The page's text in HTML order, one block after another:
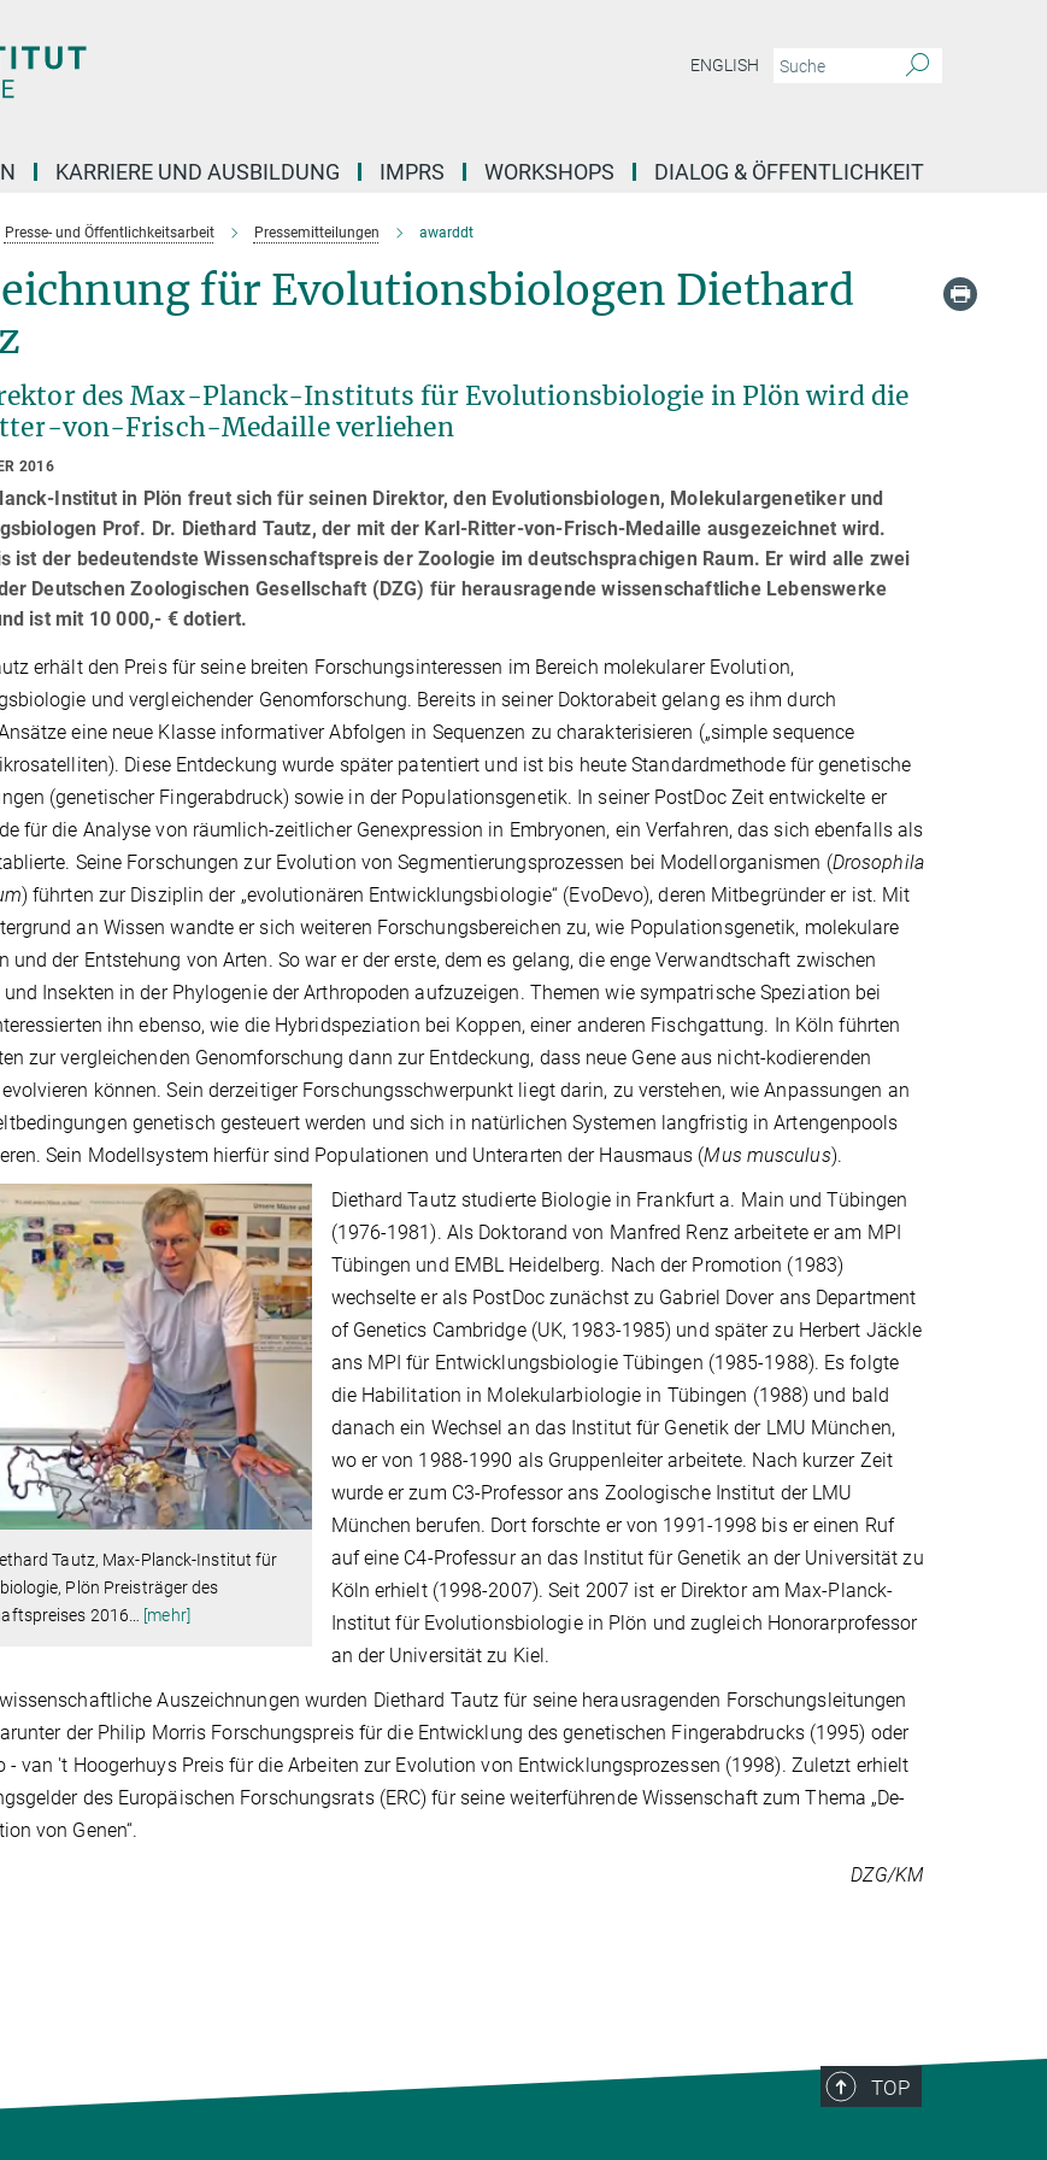
ENGLISH
KARRIERE UND AUSBILDUNG IMPRS WORKSHOPS DIALOG & ÖFFENTLICHKEIT
Presse- und Öffentlichkeitsarbeit Pressemitteilungen awarddt
für Evolutionsbiologen Diethard
des Max-Planck-Instituts für Evolutionsbiologie in Plön wird die
von-Frisch-Medaille verliehen
2016
Institut in Plön freut sich für seinen Direktor, den Evolutionsbiologen, Molekulargenetiker und
Prof. Dr. Diethard Tautz, der mit der Karl-Ritter-von-Frisch-Medaille ausgezeichnet wird.
ist der bedeutendste Wissenschaftspreis der Zoologie im deutschsprachigen Raum. Er wird alle zwei
Deutschen Zoologischen Gesellschaft (DZG) für herausragende wissenschaftliche Lebenswerke
ist mit 10 000,- € dotiert.
erhält den Preis für seine breiten Forschungsinteressen im Bereich molekularer Evolution,
und vergleichender Genomforschung. Bereits in seiner Doktorabeit gelang es ihm durch
eine neue Klasse informativer Abfolgen in Sequenzen zu charakterisieren („simple sequence
Diese Entdeckung wurde später patentiert und ist bis heute Standardmethode für genetische
(genetischer Fingerabdruck) sowie in der Populationsgenetik. In seiner PostDoc Zeit entwickelte er
für die Analyse von räumlich-zeitlicher Genexpression in Embryonen, ein Verfahren, das sich ebenfalls als
Seine Forschungen zur Evolution von Segmentierungsprozessen bei Modellorganismen (Drosophila
) führten zur Disziplin der „evolutionären Entwicklungsbiologie“ (EvoDevo), deren Mitbegründer er ist. Mit
an Wissen wandte er sich weiteren Forschungsbereichen zu, wie Populationsgenetik, molekulare
und der Entstehung von Arten. So war er der erste, dem es gelang, die enge Verwandtschaft zwischen
und Insekten in der Phylogenie der Arthropoden aufzuzeigen. Themen wie sympatrische Speziation bei
ihn ebenso, wie die Hybridspeziation bei Koppen, einer anderen Fischgattung. In Köln führten
zur vergleichenden Genomforschung dann zur Entdeckung, dass neue Gene aus nicht-kodierenden
können. Sein derzeitiger Forschungsschwerpunkt liegt darin, zu verstehen, wie Anpassungen an
genetisch gesteuert werden und sich in natürlichen Systemen langfristig in Artengenpools
Sein Modellsystem hierfür sind Populationen und Unterarten der Hausmaus (Mus musculus).
Tautz, Max-Planck-Institut für
Plön Preisträger des
2016
[mehr]
Diethard Tautz studierte Biologie in Frankfurt a. Main und Tübingen
(1976-1981). Als Doktorand von Manfred Renz arbeitete er am MPI
Tübingen und EMBL Heidelberg. Nach der Promotion (1983)
wechselte er als PostDoc zunächst zu Gabriel Dover ans Department
of Genetics Cambridge (UK, 1983-1985) und später zu Herbert Jäckle
ans MPI für Entwicklungsbiologie Tübingen (1985-1988). Es folgte
die Habilitation in Molekularbiologie in Tübingen (1988) und bald
danach ein Wechsel an das Institut für Genetik der LMU München,
wo er von 1988-1990 als Gruppenleiter arbeitete. Nach kurzer Zeit
wurde er zum C3-Professor ans Zoologische Institut der LMU
München berufen. Dort forschte er von 1991-1998 bis er einen Ruf
auf eine C4-Professur an das Institut für Genetik an der Universität zu
Köln erhielt (1998-2007). Seit 2007 ist er Direktor am Max-Planck-
Institut für Evolutionsbiologie in Plön und zugleich Honorarprofessor
an der Universität zu Kiel.
Auszeichnungen wurden Diethard Tautz für seine herausragenden Forschungsleitungen
der Philip Morris Forschungspreis für die Entwicklung des genetischen Fingerabdrucks (1995) oder
- van 't Hoogerhuys Preis für die Arbeiten zur Evolution von Entwicklungsprozessen (1998). Zuletzt erhielt
des Europäischen Forschungsrats (ERC) für seine weiterführende Wissenschaft zum Thema „De-
Evolution von Genen“.
DZG/KM
TOP